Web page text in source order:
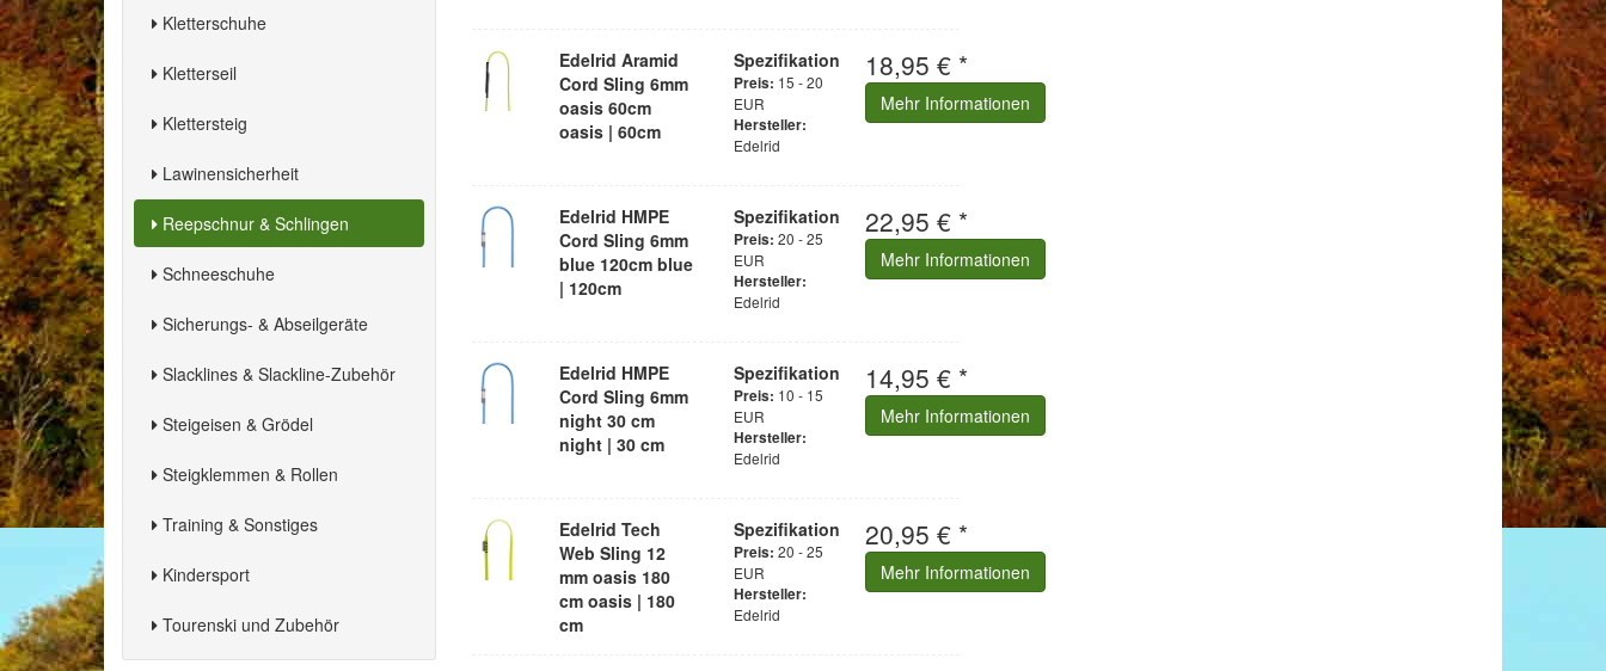
Kletterschuhe
Kletterseil
Klettersteig
Lawinensicherheit
Reepschnur & Schlingen
Schneeschuhe
Sicherungs- & Abseilgeräte
Slacklines & Slackline-Zubehör
Steigeisen & Grödel
Steigklemmen & Rollen
Training & Sonstiges
Kindersport
Tourenski und Zubehör
Edelrid Aramid
Cord Sling 6mm
oasis 60cm
oasis | 60cm
Spezifikation
Preis: 15 - 20
EUR
Hersteller:
Edelrid
18,95 € *
Mehr Informationen
Edelrid HMPE
Cord Sling 6mm
blue 120cm blue
| 120cm
Spezifikation
Preis: 20 - 25
EUR
Hersteller:
Edelrid
22,95 € *
Mehr Informationen
Edelrid HMPE
Cord Sling 6mm
night 30 cm
night | 30 cm
Spezifikation
Preis: 10 - 15
EUR
Hersteller:
Edelrid
14,95 € *
Mehr Informationen
Edelrid Tech
Web Sling 12
mm oasis 180
cm oasis | 180
cm
Spezifikation
Preis: 20 - 25
EUR
Hersteller:
Edelrid
20,95 € *
Mehr Informationen